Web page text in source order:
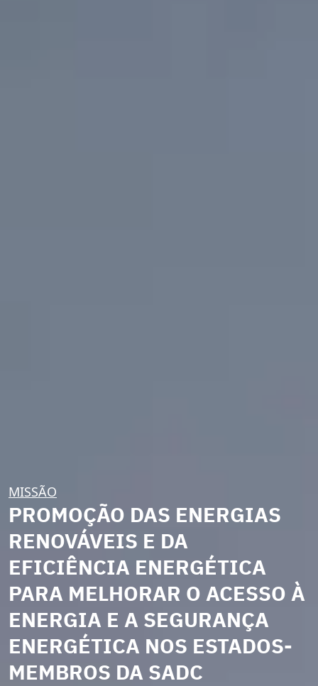
MISSÃO
PROMOÇÃO DAS ENERGIAS
RENOVÁVEIS E DA
EFICIÊNCIA ENERGÉTICA
PARA MELHORAR O ACESSO À
ENERGIA E A SEGURANÇA
ENERGÉTICA NOS ESTADOS-
MEMBROS DA SADC